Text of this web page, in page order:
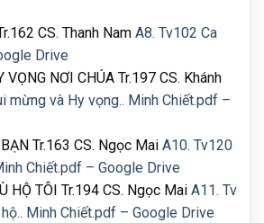
CS. Thanh Nam A8. Tv102 Ca
Drive
VỌNG NƠI CHÚA Tr.197 CS. Khánh
mừng và Hy vọng.. Minh Chiết.pdf –
Tr.163 CS. Ngọc Mai A10. Tv120
Chiết.pdf – Google Drive
HỘ TÔI Tr.194 CS. Ngọc Mai A11. Tv
Minh Chiết.pdf – Google Drive